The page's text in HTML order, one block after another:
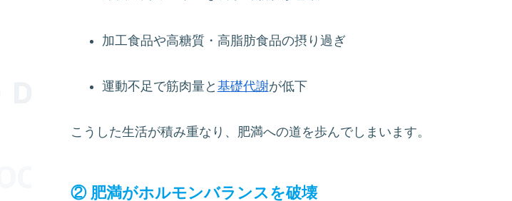
加工食品や高糖質・高脂肪食品の摂り過ぎ
運動不足で筋肉量と 基礎代謝が低下
こうした生活が積み重なり、肥満への道を歩んでしまいます。
② 肥満がホルモンバランスを破壊